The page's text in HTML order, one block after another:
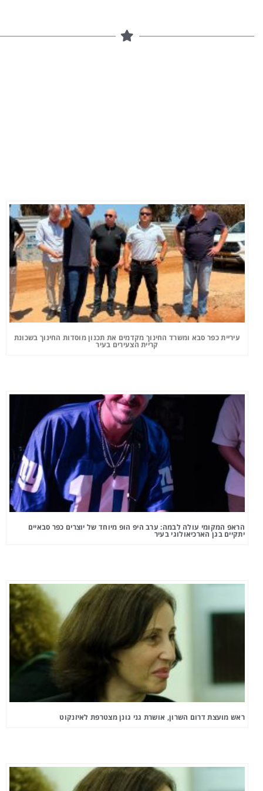
עיריית כפר סבא ומשרד החינוך מקדמים את תכנון מוסדות החינוך בשכונת
קריית הצעירים בעיר
הראפ המקומי עולה לבמה: ערב היפ הופ מיוחד של יוצרים כפר סבאיים
יתקיים בגן הארכיאולוגי בעיר
ראש מועצת דרום השרון, אושרת גני גונן מצטרפת לאיזנקוט